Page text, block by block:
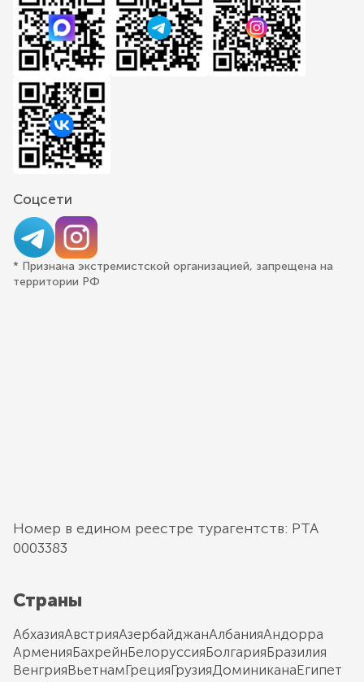
Соцсети
* Признана экстремистской организацией, запрещена на
территории РФ
Номер в едином реестре турагентств: РТА
0003383
Страны
АбхазияАвстрияАзербайджанАлбанияАндорра
АрменияБахрейнБелоруссияБолгарияБразилия
ВенгрияВьетнамГрецияГрузияДоминиканаЕгипет